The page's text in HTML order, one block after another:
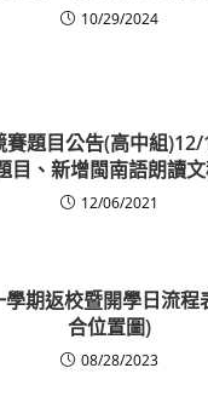
10/29/2024
賽題目公告(高中組
目、新增閩南語朗讀
12/06/2021
期返校暨開學日流程
合位置圖)
08/28/2023